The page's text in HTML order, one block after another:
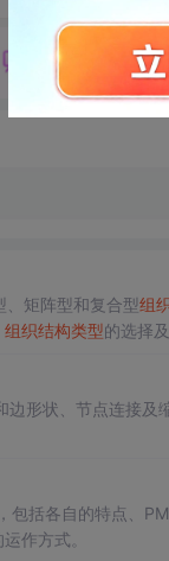
、矩阵型和复合型组
组织结构类型的选择
边形状、节点连接及
，包括各自的特点、
作方式。